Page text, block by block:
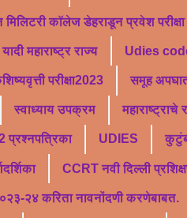
कॉलेज डेहराडून प्रवेश परीक्षा
महाराष्ट्र राज्य Udies
परीक्षा2023 समूह
स्वाध्याय उपक्रम महाराष्ट्राचे
प्रश्नपत्रिका UDIES कुटुंब
CCRT नवी दिल्ली
२४ करिता नावनोंदणी करणेबाबत.